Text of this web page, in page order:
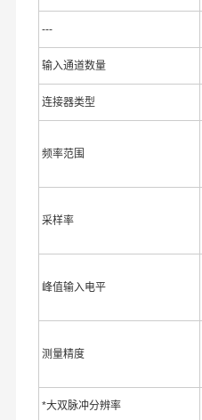
---
输入通道数量
连接器类型
频率范围
采样率
峰值输入电平
测量精度
*大双脉冲分辨率